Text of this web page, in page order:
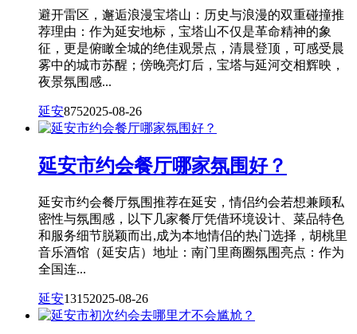
避开雷区，邂逅浪漫宝塔山：历史与浪漫的双重碰撞推
荐理由：作为延安地标，宝塔山不仅是革命精神的象
征，更是俯瞰全城的绝佳观景点，清晨登顶，可感受晨
雾中的城市苏醒；傍晚亮灯后，宝塔与延河交相辉映，
夜景氛围感...
延安8752025-08-26
延安市约会餐厅哪家氛围好？
延安市约会餐厅氛围推荐在延安，情侣约会若想兼顾私
密性与氛围感，以下几家餐厅凭借环境设计、菜品特色
和服务细节脱颖而出,成为本地情侣的热门选择，胡桃里
音乐酒馆（延安店）地址：南门里商圈氛围亮点：作为
全国连...
延安13152025-08-26